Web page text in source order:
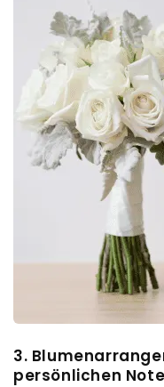
3.
persönlichen Note